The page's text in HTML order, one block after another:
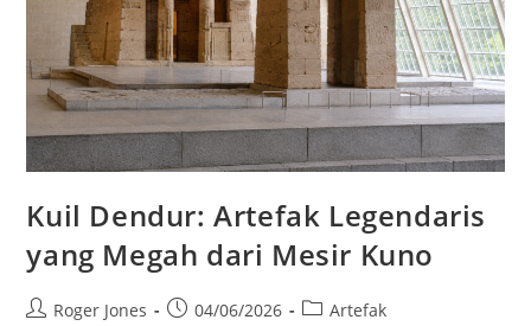
Kuil Dendur: Artefak Legendaris
yang Megah dari Mesir Kuno
PostRoger Jones
Post04/06/2026
PostArtefak